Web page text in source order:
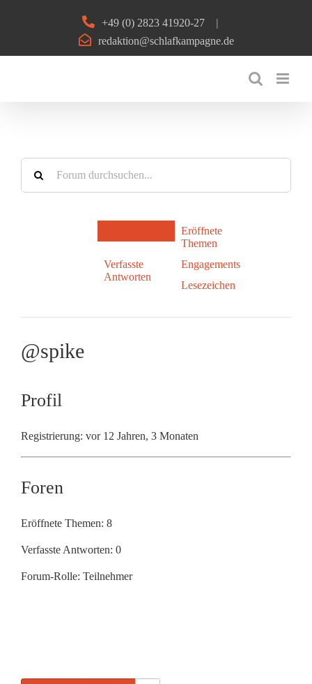
+49 (0) 2823 41920-27
|
redaktion@schlafkampagne.de
Eröffnete
Themen
Verfasste
Antworten
Engagements
Lesezeichen
@spike
Profil
Registrierung: vor 12 Jahren, 3 Monaten
Foren
Eröffnete Themen: 8
Verfasste Antworten: 0
Forum-Rolle: Teilnehmer